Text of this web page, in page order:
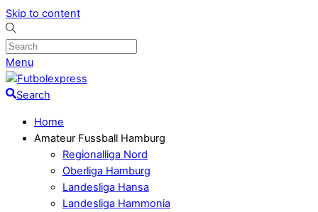
Skip to content
Menu
Search
Home
Amateur Fussball Hamburg
Regionalliga Nord
Oberliga Hamburg
Landesliga Hansa
Landesliga Hammonia